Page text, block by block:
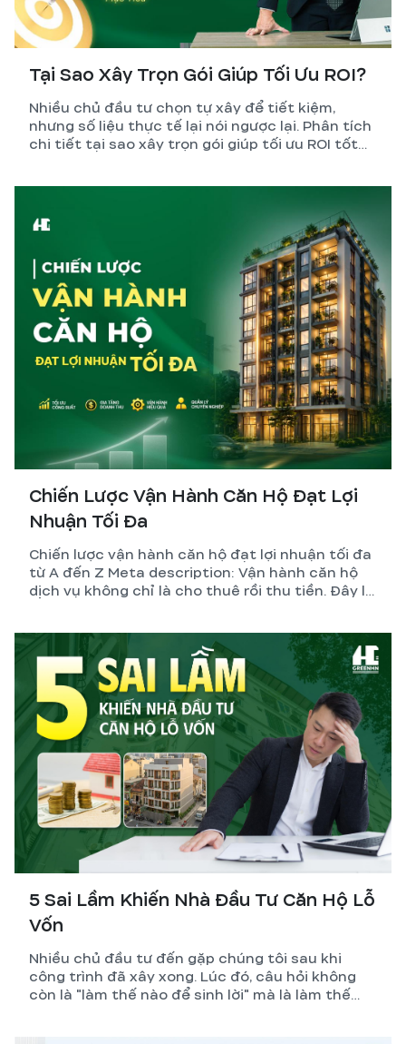
Tại Sao Xây Trọn Gói Giúp Tối Ưu ROI?
Nhiều chủ đầu tư chọn tự xây để tiết kiệm,
nhưng số liệu thực tế lại nói ngược lại. Phân tích
chi tiết tại sao xây trọn gói giúp tối ưu ROI tốt
Chiến Lược Vận Hành Căn Hộ Đạt Lợi
Nhuận Tối Đa
Chiến lược vận hành căn hộ đạt lợi nhuận tối đa
từ A đến Z Meta description: Vận hành căn hộ
dịch vụ không chỉ là cho thuê rồi thu tiền. Đây là
dòng tiền. GreenHN chia sẻ chiến lược thực tế
giúp chủ đầu tư đạt lợi nhuận bền vững.
5 Sai Lầm Khiến Nhà Đầu Tư Căn Hộ Lỗ
Vốn
Nhiều chủ đầu tư đến gặp chúng tôi sau khi
công trình đã xây xong. Lúc đó, câu hỏi không
còn là "làm thế nào để sinh lời" mà là làm thế